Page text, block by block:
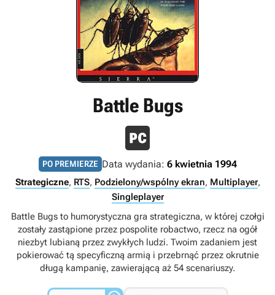
Battle Bugs
PO PREMIERZE Data wydania: 6 kwietnia 1994
Strategiczne, RTS, Podzielony/wspólny ekran, Multiplayer,
Singleplayer
Battle Bugs to humorystyczna gra strategiczna, w której czołgi
zostały zastąpione przez pospolite robactwo, rzecz na ogół
niezbyt lubianą przez zwykłych ludzi. Twoim zadaniem jest
pokierować tą specyficzną armią i przebrnąć przez okrutnie
długą kampanię, zawierającą aż 54 scenariuszy.